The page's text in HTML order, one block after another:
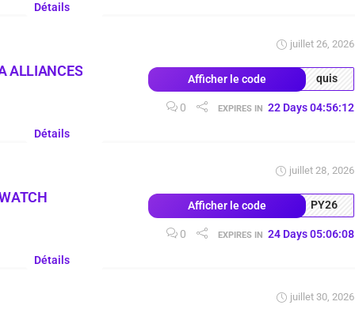
Détails
ALLIANCES
juillet 26, 2026
Afficher le code quis
0 EXPIRES IN 22 Days 04:56:11
Détails
juillet 28, 2026
Afficher le code PY26
0 EXPIRES IN 24 Days 05:06:07
Détails
juillet 30, 2026